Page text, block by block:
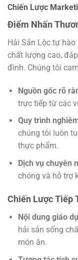
Chiến Lược
Điểm Nhấn
Hải Sản Lộc tự
chất lượng cao,
đình. Chúng tôi
Nguồn gốc rõ
trực tiếp từ các
Quy trình
chúng tôi luôn
thực phẩm.
Dịch vụ chuyên
chóng và hỗ trợ
Chiến Lược Tiếp
Nội dung giáo
hải sản sống
món ăn.